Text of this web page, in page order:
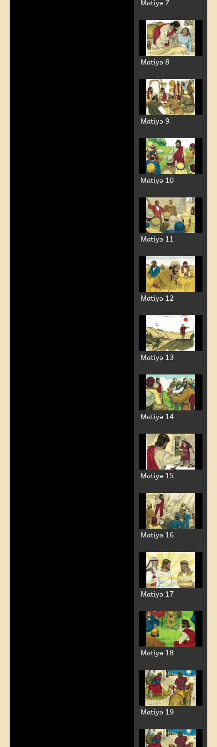
Matiyə 7
Matiyə 8
Matiyə 9
Matiyə 10
Matiyə 11
Matiyə 12
Matiyə 13
Matiyə 14
Matiyə 15
Matiyə 16
Matiyə 17
Matiyə 18
Matiyə 19